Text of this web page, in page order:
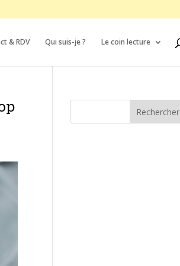
& RDV Qui suis-je ? Le coin lecture
Rechercher